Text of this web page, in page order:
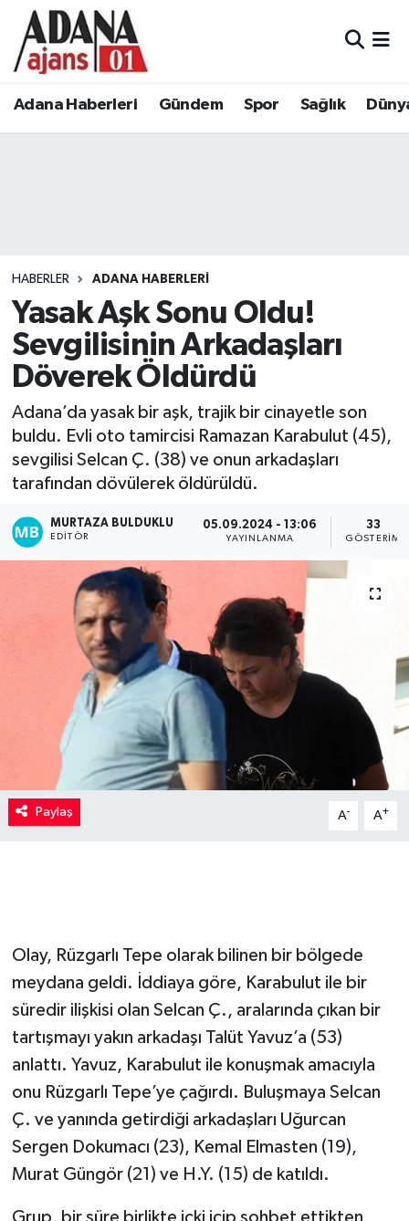
Adana Haberleri Gündem Spor Sağlık
HABERLER ADANA HABERLERI
Yasak Aşk Sonu Oldu!
Sevgilisinin Arkadaşları
Döverek Öldürdü
Adana’da yasak bir aşk, trajik bir cinayetle son
buldu. Evli oto tamircisi Ramazan Karabulut (45),
sevgilisi Selcan Ç. (38) ve onun arkadaşları
tarafından dövülerek öldürüldü.
MURTAZA BULDUKLU
EDITÖR
05.09.2024 - 13:06
YAYINLANMA
33
GÖSTERIM
Paylaş A- A+
Olay, Rüzgarlı Tepe olarak bilinen bir bölgede
meydana geldi. İddiaya göre, Karabulut ile bir
süredir ilişkisi olan Selcan Ç., aralarında çıkan bir
tartışmayı yakın arkadaşı Talüt Yavuz’a (53)
anlattı. Yavuz, Karabulut ile konuşmak amacıyla
onu Rüzgarlı Tepe’ye çağırdı. Buluşmaya Selcan
Ç. ve yanında getirdiği arkadaşları Uğurcan
Sergen Dokumacı (23), Kemal Elmasten (19),
Murat Güngör (21) ve H.Y. (15) de katıldı.
Grup, bir süre birlikte içki içip sohbet ettikten
Adana Haberleri
Eğitim
Siyaset
Kadın
Magazin
Yaşam
Adana Nöbetçi Eczaneler
Tüm Manşetler
Son Dakika Haberleri